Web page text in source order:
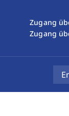
Zugang
Zugang